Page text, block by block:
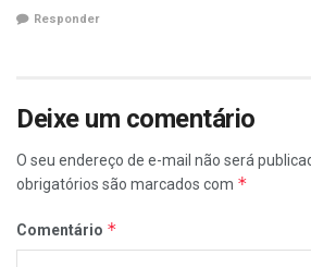
Responder
Deixe um comentário
O seu endereço de e-mail não será
obrigatórios são marcados com *
Comentário *